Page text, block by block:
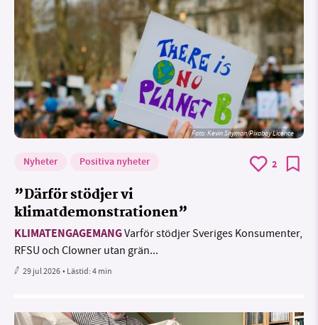
Foto:Kevin Snyman/Pixabay Licence
Nyheter Positiva nyheter 2
”Därför stödjer vi
klimatdemonstrationen”
KLIMATENGAGEMANGVarför stödjer Sveriges Konsumenter,
RFSU och Clowner utan grän...
29 jul 2026• Lästid:4 min